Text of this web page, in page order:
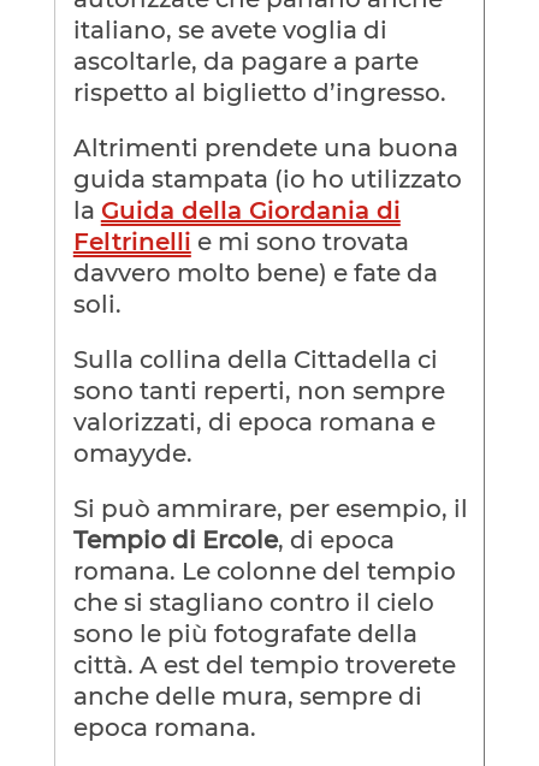
italiano, se avete voglia di
ascoltarle, da pagare a parte
rispetto al biglietto d’ingresso.
Altrimenti prendete una buona
guida stampata (io ho utilizzato
la Guida della Giordania di
Feltrinelli e mi sono trovata
davvero molto bene) e fate da
soli.
Sulla collina della Cittadella ci
sono tanti reperti, non sempre
valorizzati, di epoca romana e
omayyde.
Si può ammirare, per esempio, il
Tempio di Ercole, di epoca
romana. Le colonne del tempio
che si stagliano contro il cielo
sono le più fotografate della
città. A est del tempio troverete
anche delle mura, sempre di
epoca romana.